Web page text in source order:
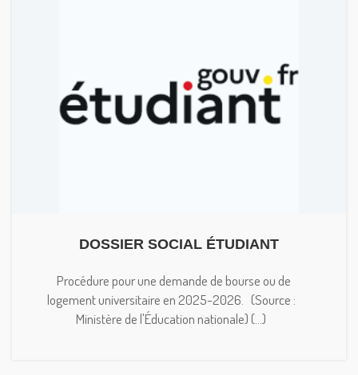
DOSSIER SOCIAL ÉTUDIANT
Procédure pour une demande de bourse ou de
logement universitaire en 2025-2026. (Source :
Ministère de l'Éducation nationale) (...)